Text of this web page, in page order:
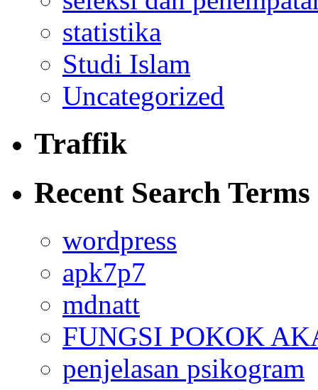
statistika
Studi Islam
Uncategorized
Traffik
Recent Search Terms
wordpress
apk7p7
mdnatt
FUNGSI POKOK
penjelasan psikogram